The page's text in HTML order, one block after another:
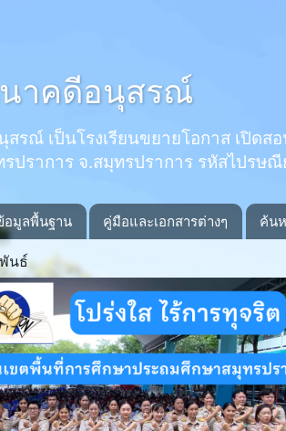
นาคดีอนุสรณ์
สรณ์ เป็นโรงเรียนขยายโอกาส เปิ
รปราการ จ.สมุทรปราการ รหัสไปรษ
อมูลพื้นฐาน คู่มือและเอกสารต่างๆ ค้น
นธ์